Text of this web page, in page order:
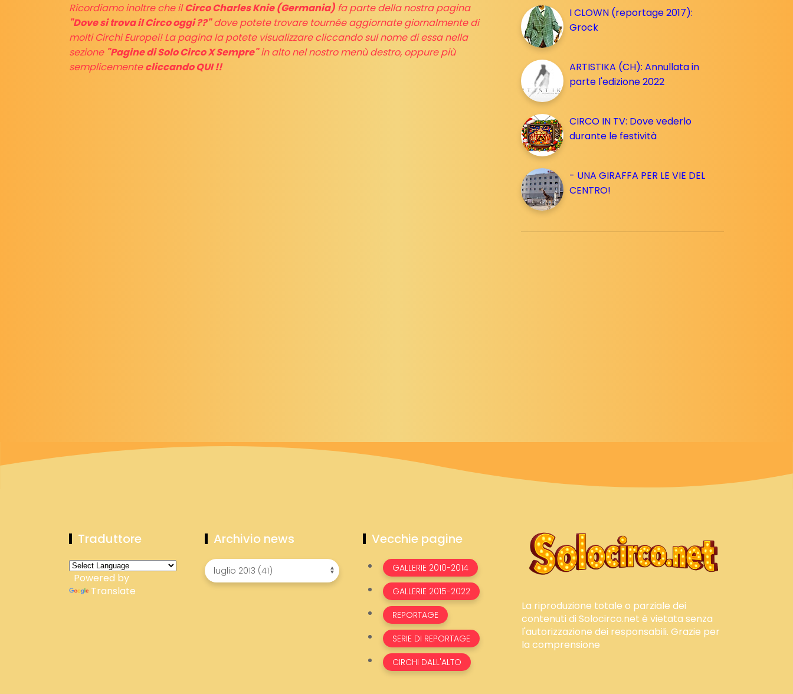
Ricordiamo inoltre che ilCirco Charles Knie (Germania) fa parte della nostra pagina
"Dove si trova il Circo oggi ??"dove potete trovare tournée aggiornate giornalmente di
molti Circhi Europei! La pagina la potete visualizzare cliccando sul nome di essa nella
sezione "Pagine di Solo Circo X Sempre"in alto nel nostro menù destro, oppure più
semplicementecliccando QUI !!
I CLOWN (reportage 2017):
Grock
ARTISTIKA (CH): Annullata in
parte l'edizione 2022
CIRCO IN TV: Dove vederlo
durante le festività
- UNA GIRAFFA PER LE VIE DEL
CENTRO!
Traduttore
Powered by
Translate
Archivio news Vecchie pagine
GALLERIE 2010-2014
GALLERIE 2015-2022
REPORTAGE
SERIE DI REPORTAGE
CIRCHI DALL'ALTO
La riproduzione totale o parziale dei
contenuti di Solocirco.net è vietata senza
l'autorizzazione dei responsabili. Grazie per
la comprensione